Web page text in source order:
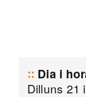
Dia i
Dilluns 21